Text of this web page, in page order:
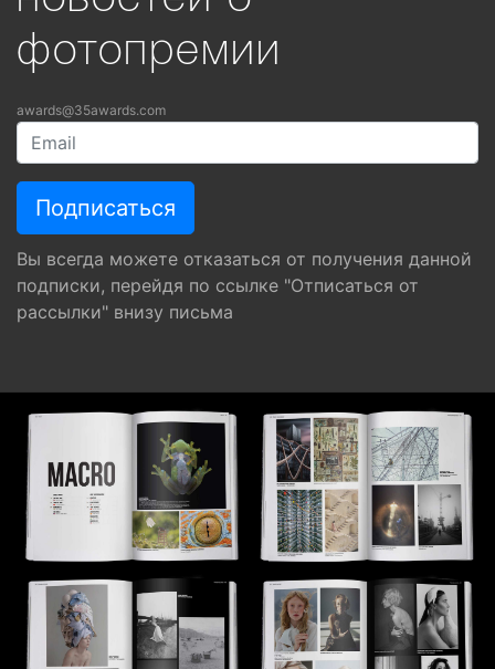
фотопремии
awards@35awards.com
Вы всегда можете отказаться от получения данной
подписки, перейдя по ссылке "Отписаться от
рассылки" внизу письма